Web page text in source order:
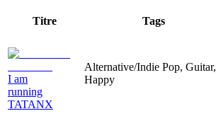
Titre Tags
I am
running
TATANX
Alternative/Indie Pop, Guitar,
Happy